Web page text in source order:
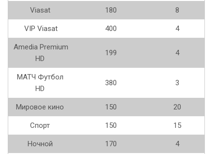
Viasat 180 8
VIP Viasat 400 4
Amedia Premium
HD
199 4
МАТЧ Футбол
HD
380 3
Мировое кино 150 20
Спорт 150 15
Ночной 170 4